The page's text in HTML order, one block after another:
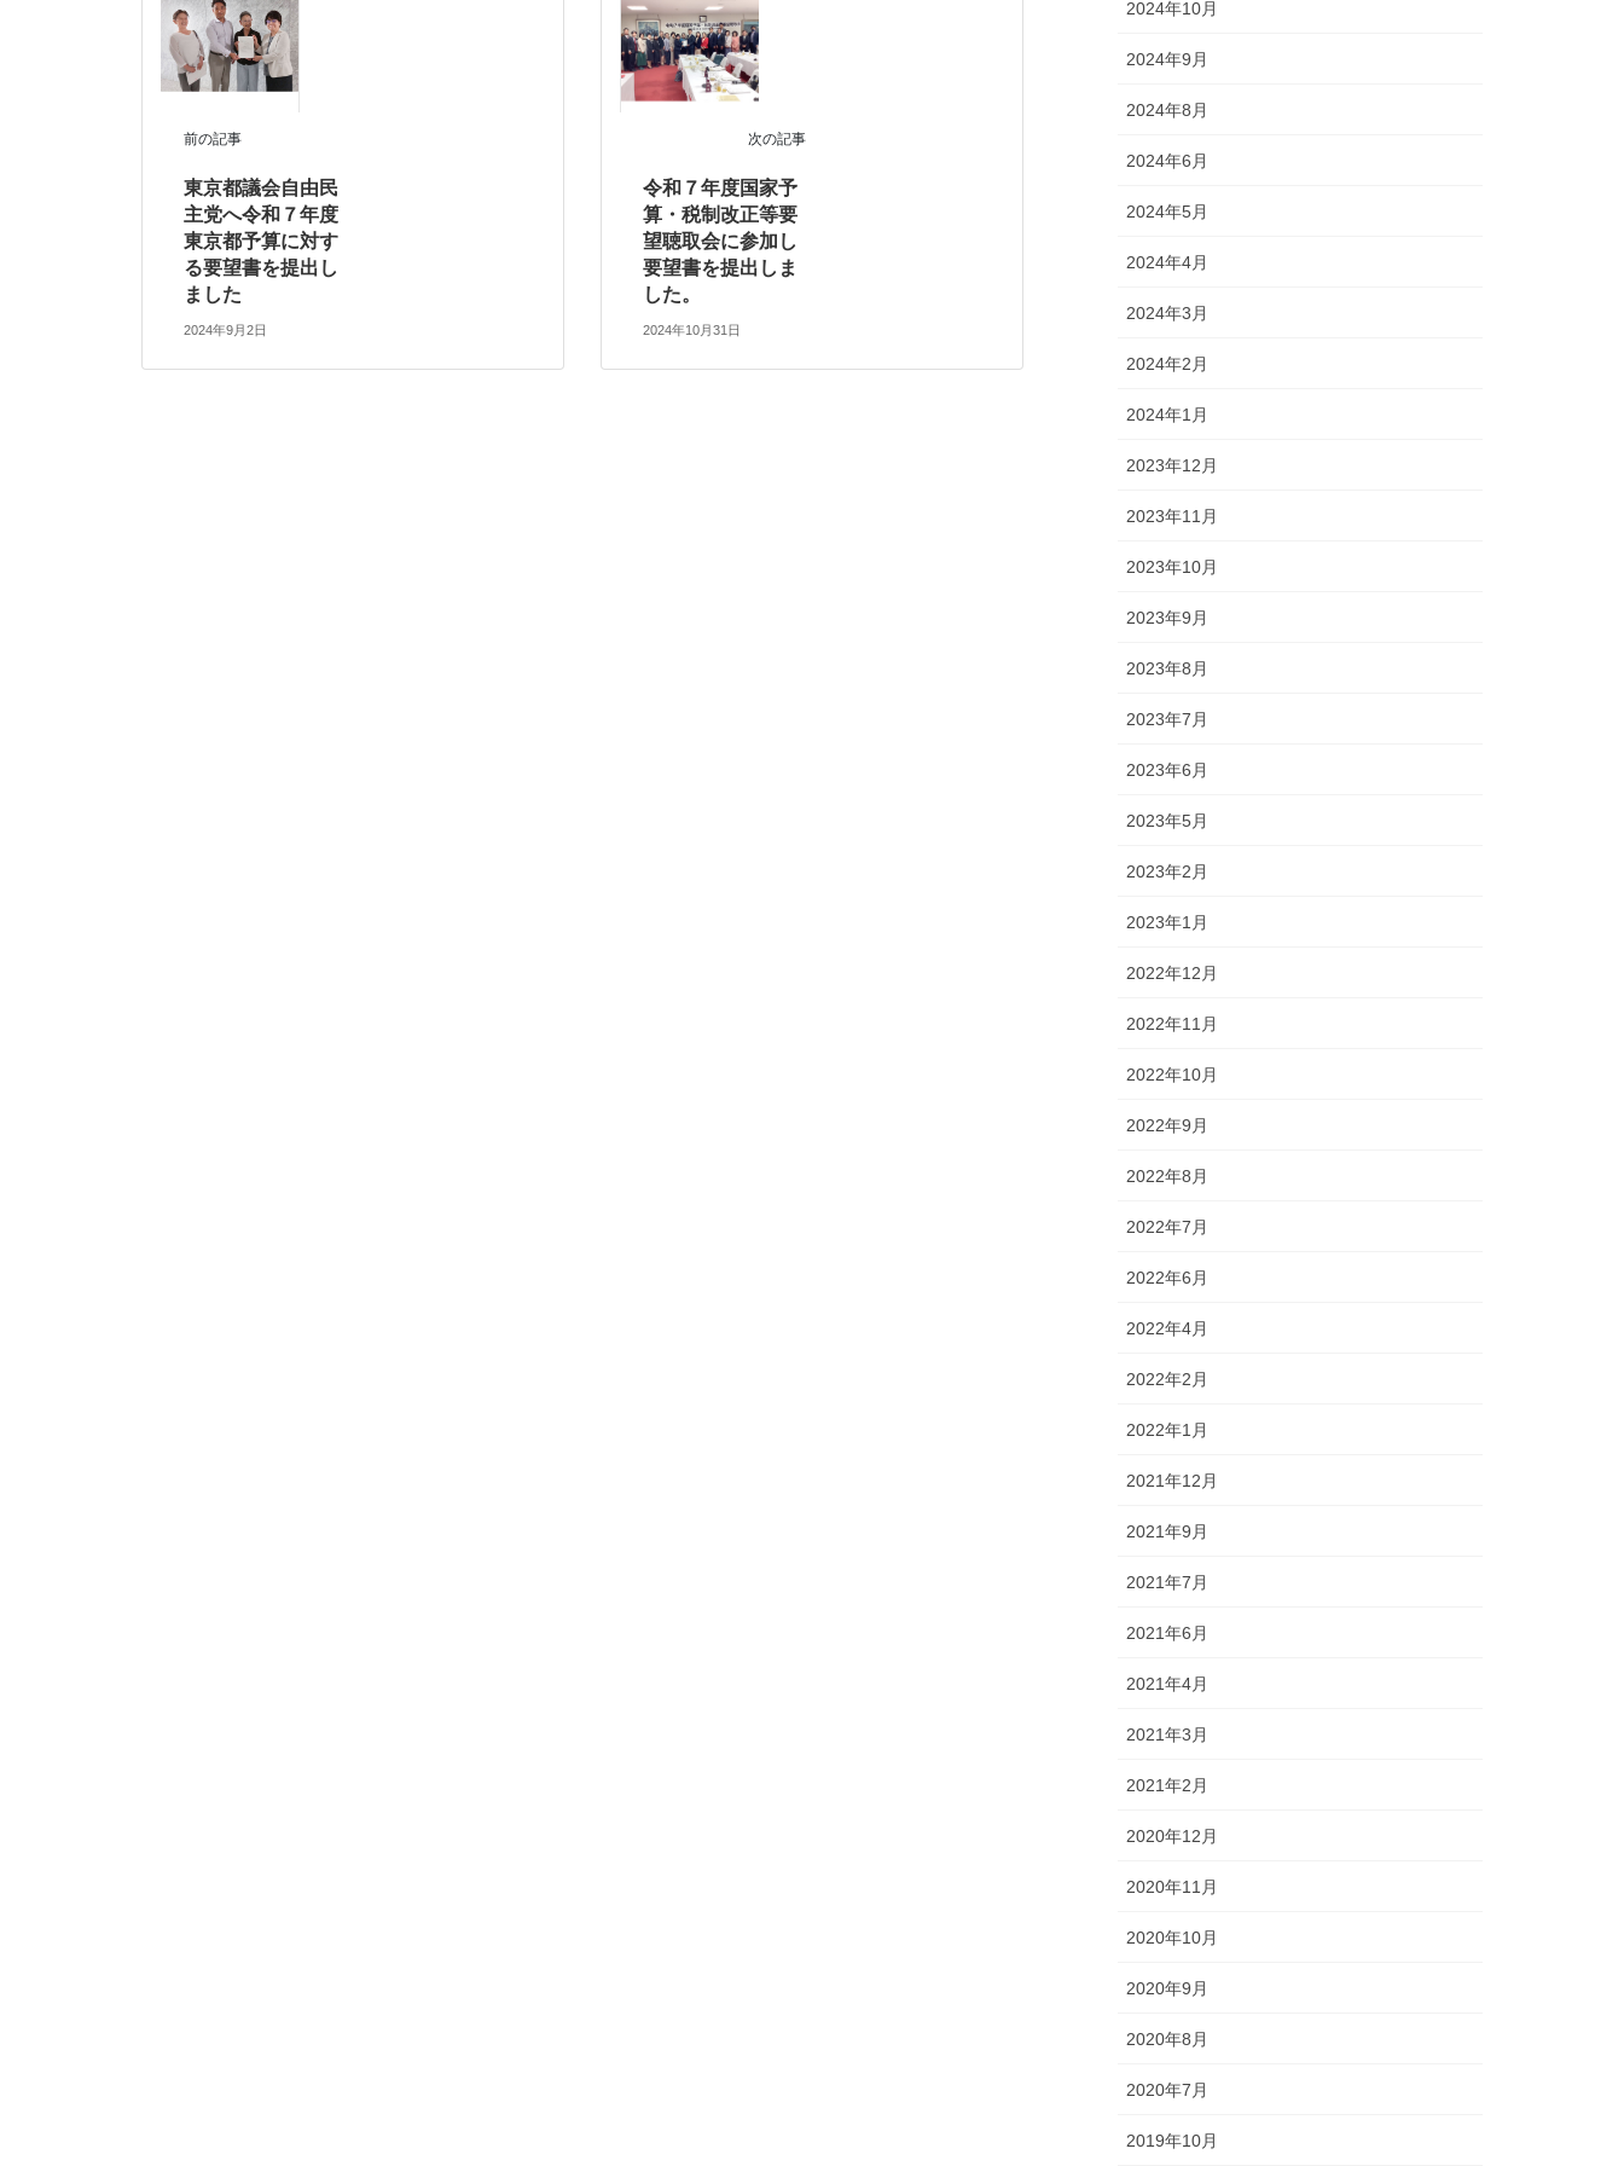
前の記事
東京都議会自由民
主党へ令和７年度
東京都予算に対す
る要望書を提出し
ました
2024年9月2日
次の記事
令和７年度国家予
算・税制改正等要
望聴取会に参加し
要望書を提出しま
した。
2024年10月31日
2024年10月
2024年9月
2024年8月
2024年6月
2024年5月
2024年4月
2024年3月
2024年2月
2024年1月
2023年12月
2023年11月
2023年10月
2023年9月
2023年8月
2023年7月
2023年6月
2023年5月
2023年2月
2023年1月
2022年12月
2022年11月
2022年10月
2022年9月
2022年8月
2022年7月
2022年6月
2022年4月
2022年2月
2022年1月
2021年12月
2021年9月
2021年7月
2021年6月
2021年4月
2021年3月
2021年2月
2020年12月
2020年11月
2020年10月
2020年9月
2020年8月
2020年7月
2019年10月